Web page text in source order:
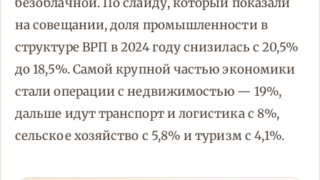
на совещании, доля промышленности в
структуре ВРП в 2024 году снизилась с 20,5%
до 18,5%. Самой крупной частью экономики
стали операции с недвижимостью — 19%,
дальше идут транспорт и логистика с 8%,
сельское хозяйство с 5,8% и туризм с 4,1%.